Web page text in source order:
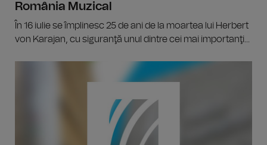
România Muzical
În 16 iulie se împlinesc 25 de ani de la moartea lui Herbert
von Karajan, cu siguranţă unul dintre cei mai importanţi...